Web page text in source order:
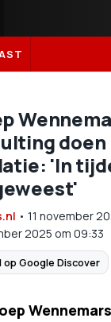
'In
• 11 november
2025 om 09:33
Google Discover